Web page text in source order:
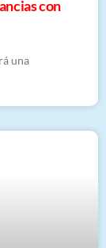
con
una